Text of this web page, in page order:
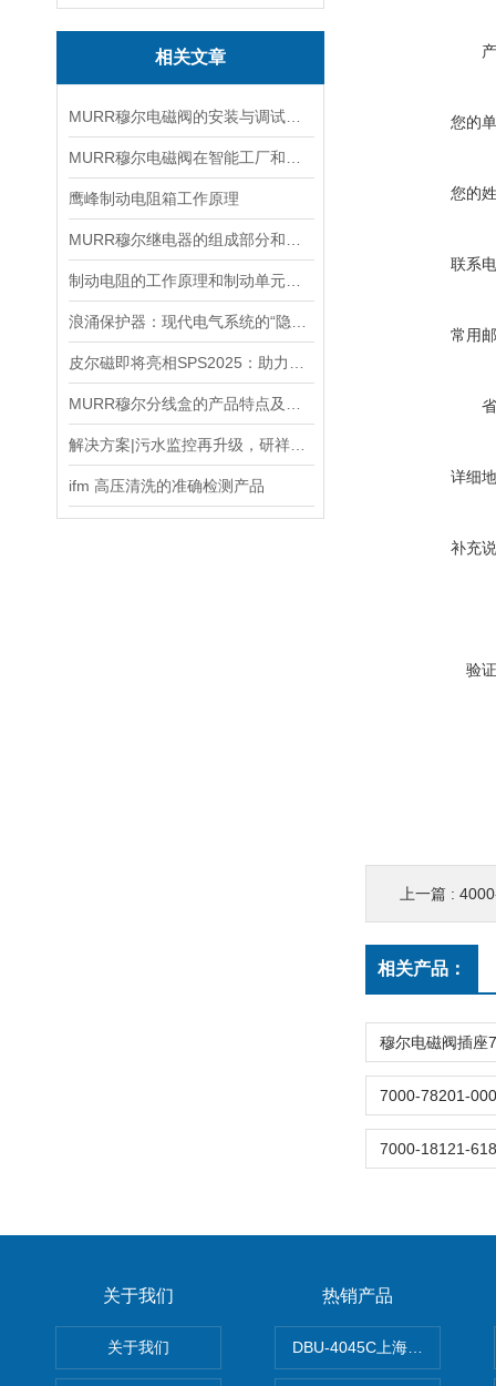
相关文章
鹰峰制动电阻箱工作原理
ifm 高压清洗的准确检测产品
您的
您的
联系
常用
详细
补充
验
上一篇 :
相关产品：
关于我们
关于我们
热销产品
DBU-4045C上海鹰峰制动单